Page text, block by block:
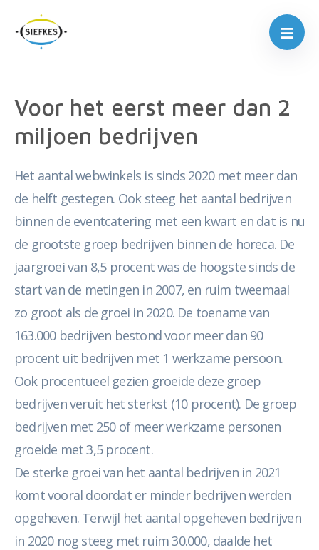
Voor het eerst meer dan 2
miljoen bedrijven
Het aantal webwinkels is sinds 2020 met meer dan
de helft gestegen. Ook steeg het aantal bedrijven
binnen de eventcatering met een kwart en dat is nu
de grootste groep bedrijven binnen de horeca. De
jaargroei van 8,5 procent was de hoogste sinds de
start van de metingen in 2007, en ruim tweemaal
zo groot als de groei in 2020. De toename van
163.000 bedrijven bestond voor meer dan 90
procent uit bedrijven met 1 werkzame persoon.
Ook procentueel gezien groeide deze groep
bedrijven veruit het sterkst (10 procent). De groep
bedrijven met 250 of meer werkzame personen
groeide met 3,5 procent.
De sterke groei van het aantal bedrijven in 2021
komt vooral doordat er minder bedrijven werden
opgeheven. Terwijl het aantal opgeheven bedrijven
in 2020 nog steeg met ruim 30.000, daalde het